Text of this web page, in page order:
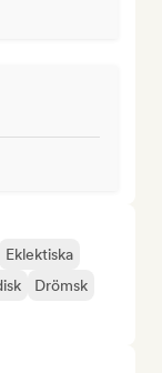
Eklektiska
Drömsk